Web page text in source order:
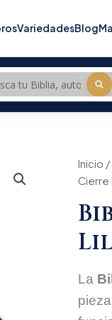
VariedadesBlog
Inicio /
Cierre
La
Bibllia
Lila-
Gris/
Cierre
Indice